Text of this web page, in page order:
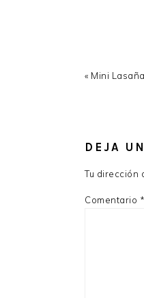
Previous
« Mini
DEJA
Tu dirección
Comentario *